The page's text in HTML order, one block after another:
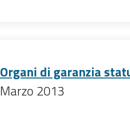
Organi di garanzia
Marzo 2013